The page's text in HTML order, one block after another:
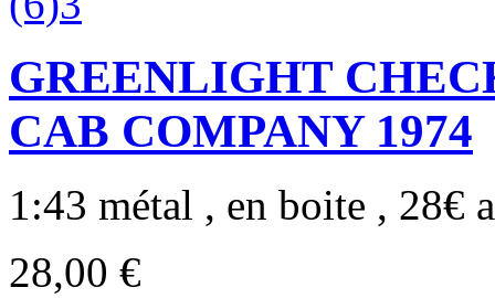
GREENLIGHT
CAB COMPANY 1974
1:43 métal , en boite , 28€
28,00 €